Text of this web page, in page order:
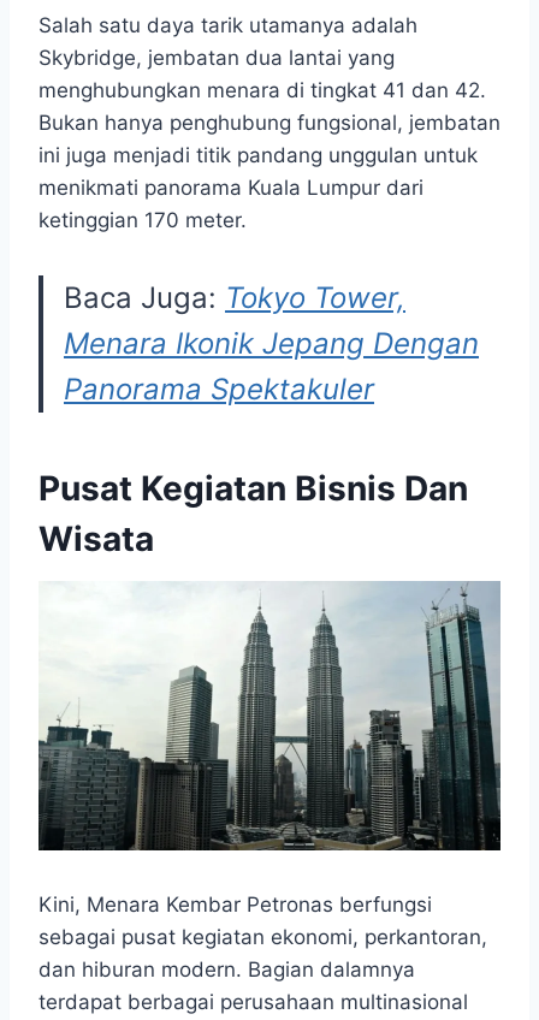
Salah satu daya tarik utamanya adalah
Skybridge, jembatan dua lantai yang
menghubungkan menara di tingkat 41 dan 42.
Bukan hanya penghubung fungsional, jembatan
ini juga menjadi titik pandang unggulan untuk
menikmati panorama Kuala Lumpur dari
ketinggian 170 meter.
Baca Juga: Tokyo Tower,
Menara Ikonik Jepang Dengan
Panorama Spektakuler
Pusat Kegiatan Bisnis Dan
Wisata
Kini, Menara Kembar Petronas berfungsi
sebagai pusat kegiatan ekonomi, perkantoran,
dan hiburan modern. Bagian dalamnya
terdapat berbagai perusahaan multinasional